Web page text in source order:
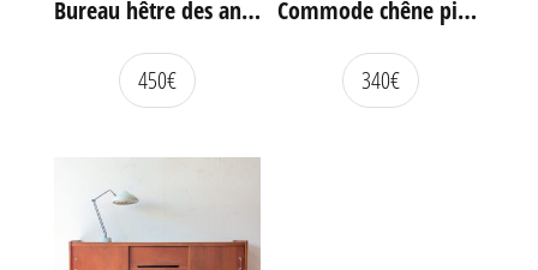
Bureau hêtre des années 60
450€
Commode chêne pieds compas vintage
340€